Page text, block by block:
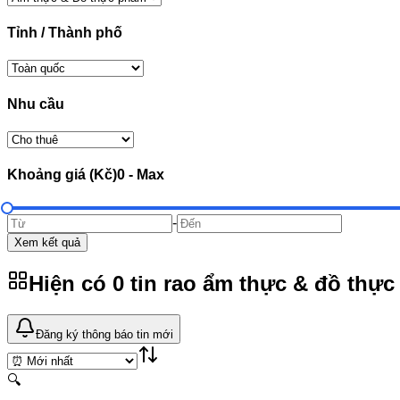
Tỉnh / Thành phố
Nhu cầu
Khoảng giá (Kč)0 - Max
-
Xem kết quả
Hiện có 0 tin rao ẩm thực & đồ thực
Đăng ký thông báo tin mới
🔍